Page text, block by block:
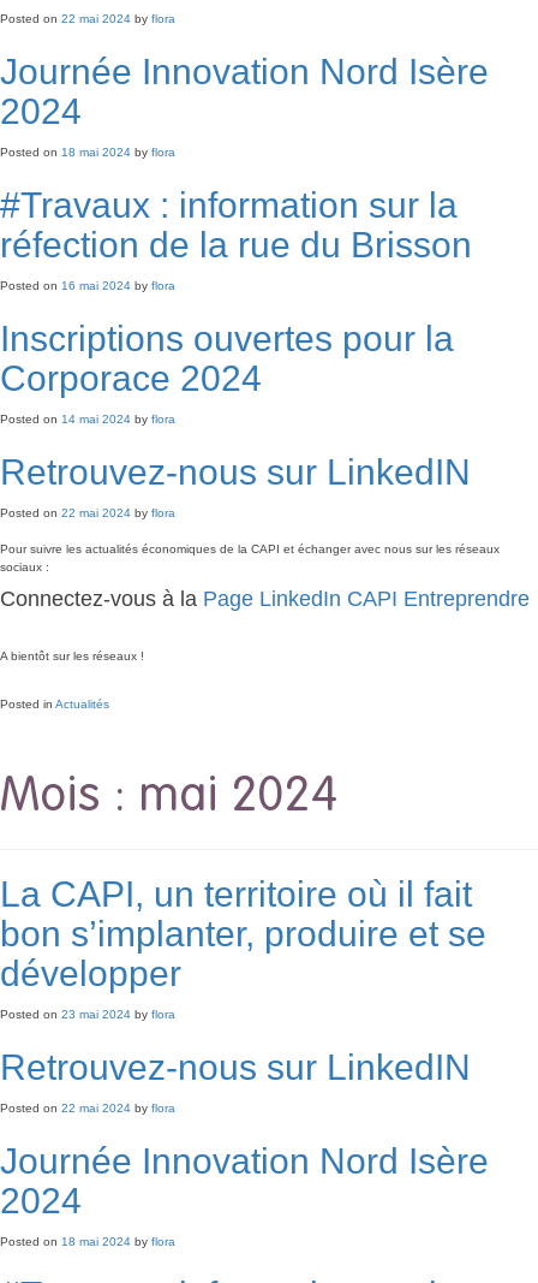
Posted on 22 mai 2024 by flora
Journée Innovation Nord Isère
2024
Posted on 18 mai 2024 by flora
#Travaux : information sur la
réfection de la rue du Brisson
Posted on 16 mai 2024 by flora
Inscriptions ouvertes pour la
Corporace 2024
Posted on 14 mai 2024 by flora
Retrouvez-nous sur LinkedIN
Posted on 22 mai 2024 by flora
Pour suivre les actualités économiques de la CAPI et échanger avec nous sur les réseaux
sociaux :
Connectez-vous à la Page LinkedIn CAPI Entreprendre
A bientôt sur les réseaux !
Posted in Actualités
Mois : mai 2024
La CAPI, un territoire où il fait
bon s’implanter, produire et se
développer
Posted on 23 mai 2024 by flora
Retrouvez-nous sur LinkedIN
Posted on 22 mai 2024 by flora
Journée Innovation Nord Isère
2024
Posted on 18 mai 2024 by flora